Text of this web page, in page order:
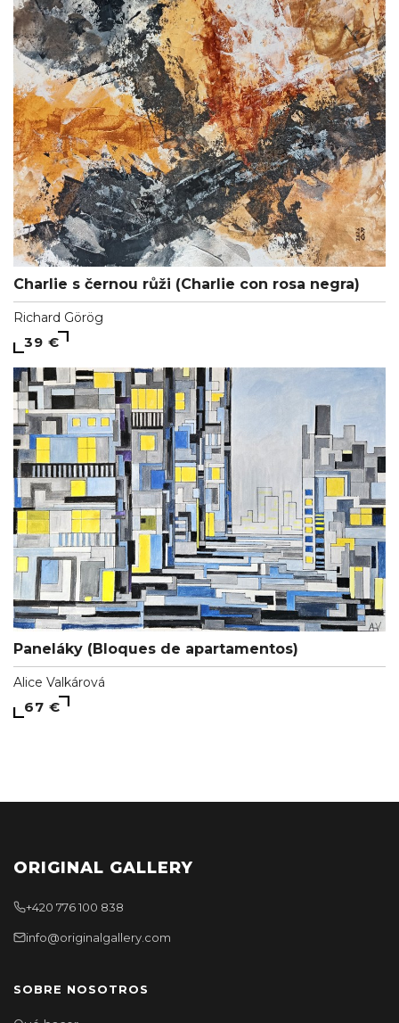
Charlie s černou růži (Charlie con rosa negra)
Richard Görög
39 €
Paneláky (Bloques de apartamentos)
Alice Valkárová
67 €
ORIGINAL GALLERY
+420 776 100 838
info@originalgallery.com
SOBRE NOSOTROS